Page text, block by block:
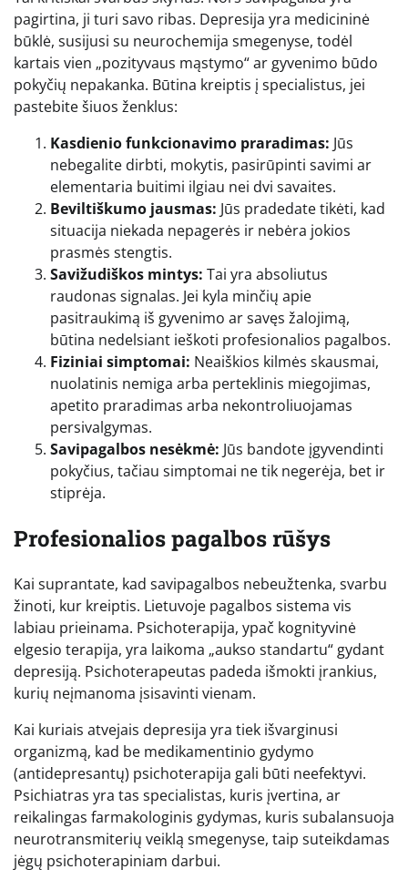
pagirtina, ji turi savo ribas. Depresija yra medicininė
būklė, susijusi su neurochemija smegenyse, todėl
kartais vien „pozityvaus mąstymo“ ar gyvenimo būdo
pokyčių nepakanka. Būtina kreiptis į specialistus, jei
pastebite šiuos ženklus:
Kasdienio funkcionavimo praradimas: Jūs
nebegalite dirbti, mokytis, pasirūpinti savimi ar
elementaria buitimi ilgiau nei dvi savaites.
Beviltiškumo jausmas: Jūs pradedate tikėti, kad
situacija niekada nepagerės ir nebėra jokios
prasmės stengtis.
Savižudiškos mintys: Tai yra absoliutus
raudonas signalas. Jei kyla minčių apie
pasitraukimą iš gyvenimo ar savęs žalojimą,
būtina nedelsiant ieškoti profesionalios pagalbos.
Fiziniai simptomai: Neaiškios kilmės skausmai,
nuolatinis nemiga arba perteklinis miegojimas,
apetito praradimas arba nekontroliuojamas
persivalgymas.
Savipagalbos nesėkmė: Jūs bandote įgyvendinti
pokyčius, tačiau simptomai ne tik negerėja, bet ir
stiprėja.
Profesionalios pagalbos rūšys
Kai suprantate, kad savipagalbos nebeužtenka, svarbu
žinoti, kur kreiptis. Lietuvoje pagalbos sistema vis
labiau prieinama. Psichoterapija, ypač kognityvinė
elgesio terapija, yra laikoma „aukso standartu“ gydant
depresiją. Psichoterapeutas padeda išmokti įrankius,
kurių neįmanoma įsisavinti vienam.
Kai kuriais atvejais depresija yra tiek išvarginusi
organizmą, kad be medikamentinio gydymo
(antidepresantų) psichoterapija gali būti neefektyvi.
Psichiatras yra tas specialistas, kuris įvertina, ar
reikalingas farmakologinis gydymas, kuris subalansuoja
neurotransmiterių veiklą smegenyse, taip suteikdamas
jėgų psichoterapiniam darbui.